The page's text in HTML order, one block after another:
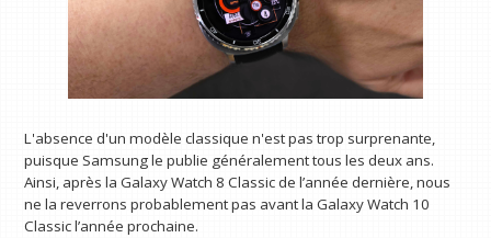
L'absence d'un modèle classique n'est pas trop surprenante,
puisque Samsung le publie généralement tous les deux ans.
Ainsi, après la Galaxy Watch 8 Classic de l’année dernière, nous
ne la reverrons probablement pas avant la Galaxy Watch 10
Classic l’année prochaine.